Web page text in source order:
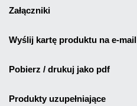
załączniki
wyślij kartę produktu na e-mail
pobierz / drukuj jako pdf
produkty uzupełniające